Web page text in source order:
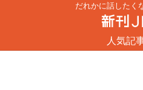
だれかに話したく
人気記